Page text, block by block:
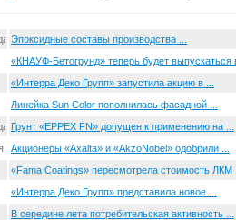
Эпоксидные составы производства ...
«КНАУФ-Бетогрунд» теперь будет выпускаться
«Интерра Деко Групп» запустила акцию в ...
Линейка Sun Color пополнилась фасадной ...
Грунт «EPPEX FN» допущен к применению на ...
Акционеры «Axalta» и «AkzoNobel» одобрили ...
«Fama Coatings» пересмотрела стоимость ЛКМ
«Интерра Деко Групп» представила новое ...
В середине лета потребительская активность ...